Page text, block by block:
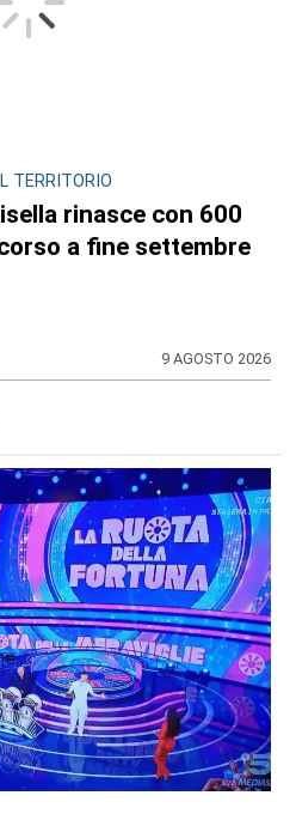
TERRITORIO
rinasce con 600
a fine settembre
9 AGOSTO 2026